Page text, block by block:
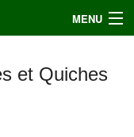
MENU
et Quiches